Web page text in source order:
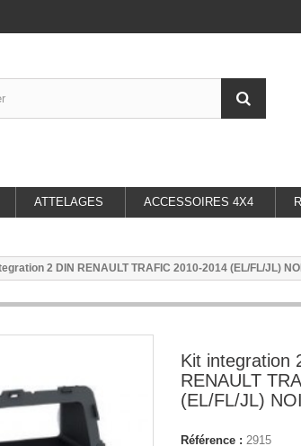
ATTELAGES ACCESSOIRES 4X4
2 DIN RENAULT TRAFIC 2010-2014 (EL/FL/JL)
Kit integration
RENAULT
(EL/FL/JL)
Référence : 2915